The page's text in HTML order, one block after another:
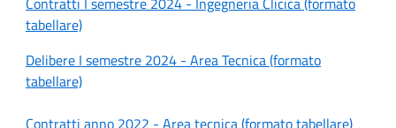
tabellare)
Delibere I semestre 2024 - Area Tecnica (formato
tabellare)
Contratti anno 2022 - Area tecnica (formato tabellare)